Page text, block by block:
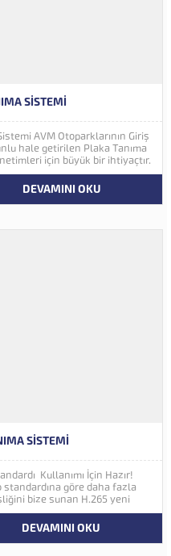
SISTEMI
AVM Otoparklarının Giriş
hale getirilen Plaka Tanıma
için büyük bir ihtiyaçtır.
elde edecekleri verilerle
çok ayrıntılı...
DEVAMINI OKU
SISTEMI
Kullanımı İçin Hazır!
göre daha fazla
bize sunan H.265 yeni
Sistemine eklenmiştir.
4K ve...
DEVAMINI OKU